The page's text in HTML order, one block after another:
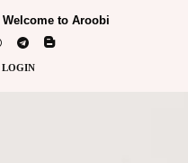
Welcome to Aroobi
LOGIN